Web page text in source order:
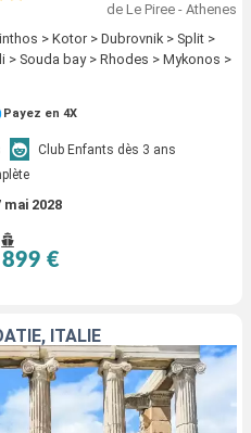
de Le Piree - Athenes
> Kotor > Dubrovnik > Split >
Souda bay > Rhodes > Mykonos >
Payez en 4X
Club Enfants dès 3 ans
mai 2028
€
ITALIE